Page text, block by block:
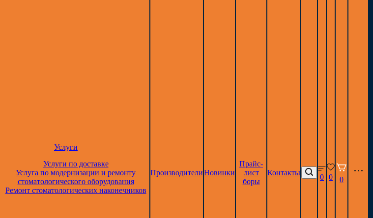
Услуги
Услуги по доставке
Услуга по модернизации и ремонту
стоматологического оборудования
Ремонт стоматологических наконечников
ПроизводителиНовинки
Прайс-
лист
боры
Контакты
0 0 0